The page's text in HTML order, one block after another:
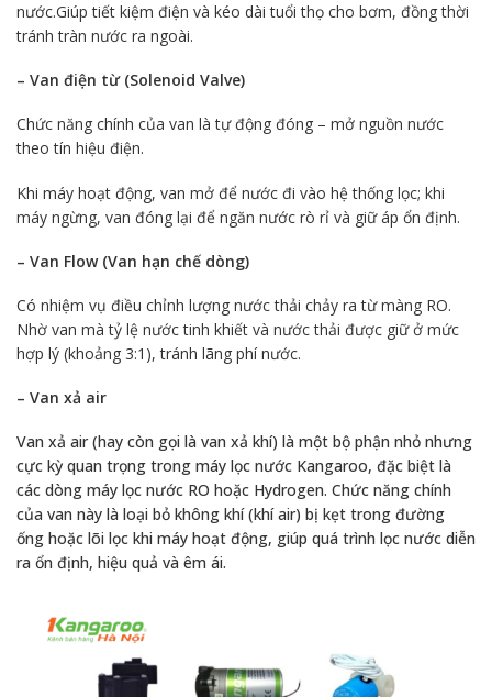
nước.Giúp tiết kiệm điện và kéo dài tuổi thọ cho bơm, đồng thời
tránh tràn nước ra ngoài.
– Van điện từ (Solenoid Valve)
Chức năng chính của van là tự động đóng – mở nguồn nước
theo tín hiệu điện.
Khi máy hoạt động, van mở để nước đi vào hệ thống lọc; khi
máy ngừng, van đóng lại để ngăn nước rò rỉ và giữ áp ổn định.
– Van Flow (Van hạn chế dòng)
Có nhiệm vụ điều chỉnh lượng nước thải chảy ra từ màng RO.
Nhờ van mà tỷ lệ nước tinh khiết và nước thải được giữ ở mức
hợp lý (khoảng 3:1), tránh lãng phí nước.
– Van xả air
Van xả air (hay còn gọi là van xả khí) là một bộ phận nhỏ nhưng
cực kỳ quan trọng trong máy lọc nước Kangaroo, đặc biệt là
các dòng máy lọc nước RO hoặc Hydrogen. Chức năng chính
của van này là loại bỏ không khí (khí air) bị kẹt trong đường
ống hoặc lõi lọc khi máy hoạt động, giúp quá trình lọc nước diễn
ra ổn định, hiệu quả và êm ái.